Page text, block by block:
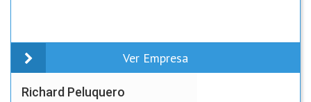
Ver Empresa
Richard Peluquero